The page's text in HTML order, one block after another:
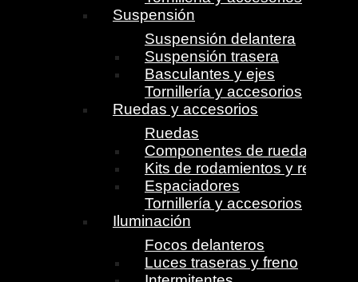
Suspensión
Suspensión delantera
Suspensión trasera
Basculantes y ejes
Tornillería y accesorios
Ruedas y accesorios
Ruedas
Componentes de ruedas
Kits de rodamientos y retenes
Espaciadores
Tornillería y accesorios
Iluminación
Focos delanteros
Luces traseras y freno